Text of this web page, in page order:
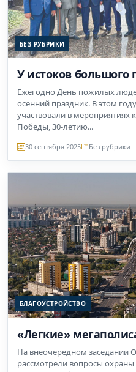
БЕЗ РУБРИКИ
У истоков большого
Ежегодно День пожилых
осенний праздник. В этом
участвовали в мероприятиях
Победы, 30-летию...
30 сентября 2025 Без рубрики
БЛАГОУСТРОЙСТВО
«Легкие»
На внеочередном заседании
рассмотрели вопросы